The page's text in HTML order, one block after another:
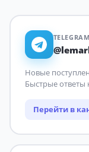
TELEGRAM
Новые
Быстрые ответы
Перейти в